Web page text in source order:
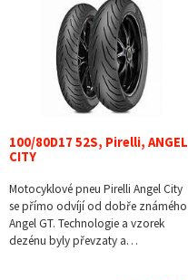
100/80D17 52S, Pirelli, ANGEL
CITY
Motocyklové pneu Pirelli Angel City
se přímo odvíjí od dobře známého
Angel GT. Technologie a vzorek
dezénu byly převzaty a…